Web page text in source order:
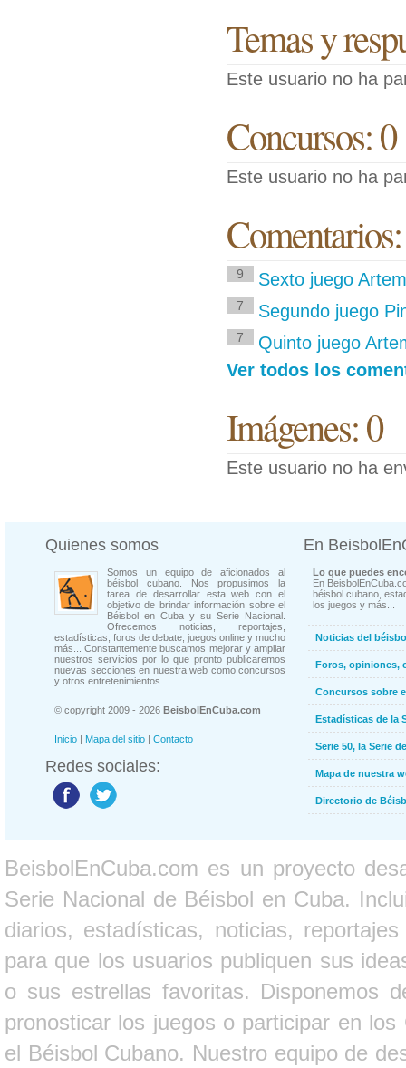
Temas y
Este usuario no ha
Concursos: 0
Este usuario no ha
9 Sexto juego
7 Segundo juego
7
Quinto juego
Ver todos los
Imágenes: 0
Este usuario no ha
Quienes somos
Somos un equipo de aficionados al
béisbol cubano. Nos propusimos la
tarea de desarrollar esta web con el
objetivo de brindar información sobre el
Béisbol en Cuba y su Serie Nacional.
Ofrecemos noticias, reportajes,
estadísticas, foros de debate, juegos online y mucho
más... Constantemente buscamos mejorar y ampliar
nuestros servicios por lo que pronto publicaremos
nuevas secciones en nuestra web como concursos
y otros entretenimientos.
© copyright 2009 - 2026 BeisbolEnCuba.com
Inicio | Mapa del sitio | Contacto
Redes sociales:
En
Lo que puedes
En
béisbol cubano,
los juegos y más...
Noticias del
Foros, opiniones,
Concursos sobre
Estadísticas de la
Serie 50, la Serie
Mapa de nuestra
Directorio de
BeisbolEnCuba.com es un proyecto
Serie Nacional de Béisbol en Cuba.
diarios, estadísticas, noticias,
para que los usuarios publiquen sus
o sus estrellas favoritas. Disponemos
pronosticar los juegos o participar en
el Béisbol Cubano. Nuestro equipo de